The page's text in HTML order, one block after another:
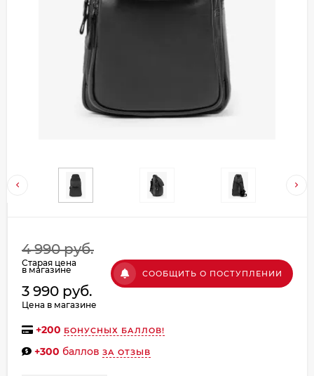
4 990 руб.
Старая цена
в магазине
3 990 руб.
Цена в магазине
СООБЩИТЬ О ПОСТУПЛЕНИИ
+200 БОНУСНЫХ БАЛЛОВ!
+300 баллов ЗА ОТЗЫВ
Добавляйте товары
в корзину
Оплачивайте сегодня только
Получайте товар
выбранный способом
списываться
по25 каждые 2 недели
Подробнее
об оплате Плайтом